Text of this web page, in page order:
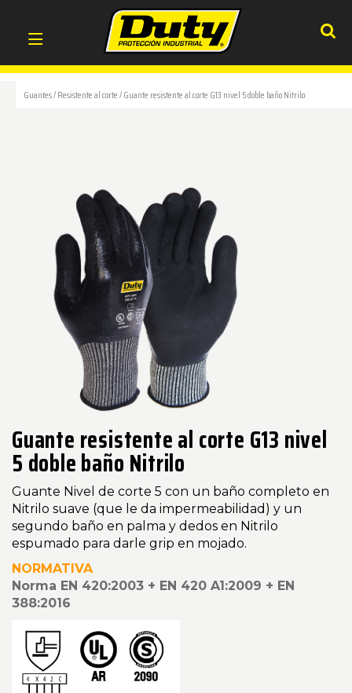
Guantes/Resistente al corte/Guante resistente al corte G13 nivel 5 doble baño Nitrilo
Guante resistente al corte G13 nivel
5 doble baño Nitrilo
Guante Nivel de corte 5 con un baño completo en
Nitrilo suave (que le da impermeabilidad) y un
segundo baño en palma y dedos en Nitrilo
espumado para darle grip en mojado.
NORMATIVA
Norma EN 420:2003 + EN 420 A1:2009 + EN
388:2016